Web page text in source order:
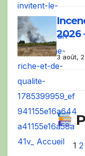
2026
3 août,
1 2